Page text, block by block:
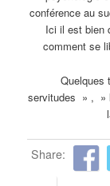
conférence au
Ici il est bien
comment se
Quelques
servitudes » , »
Share: